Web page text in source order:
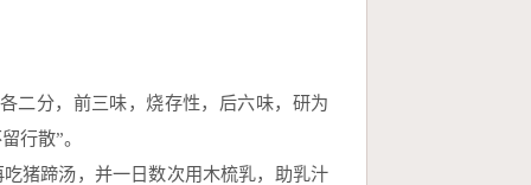
二分，前三味，烧存性，后六味，研为
行散”。
猪蹄汤，并一日数次用木梳乳，助乳汁